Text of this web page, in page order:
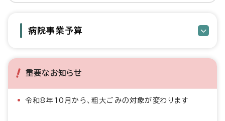
病院事業予算
重要なお知らせ
令和8年10月から、粗大ごみの対象が変わります